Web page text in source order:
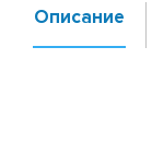
Описание